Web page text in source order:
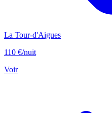
La Tour-d'Aigues
110 €/nuit
Voir